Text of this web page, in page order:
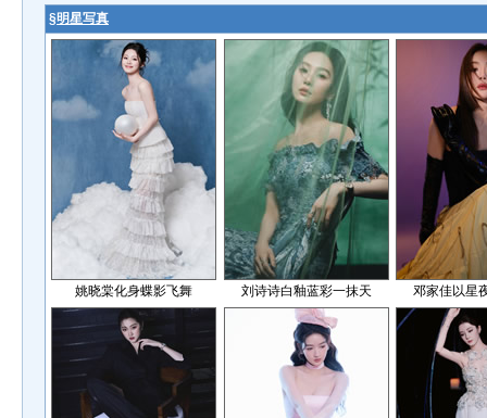
§明星写真
姚晓棠化身蝶影飞舞 刘诗诗白釉蓝彩一抹天 邓家佳以星